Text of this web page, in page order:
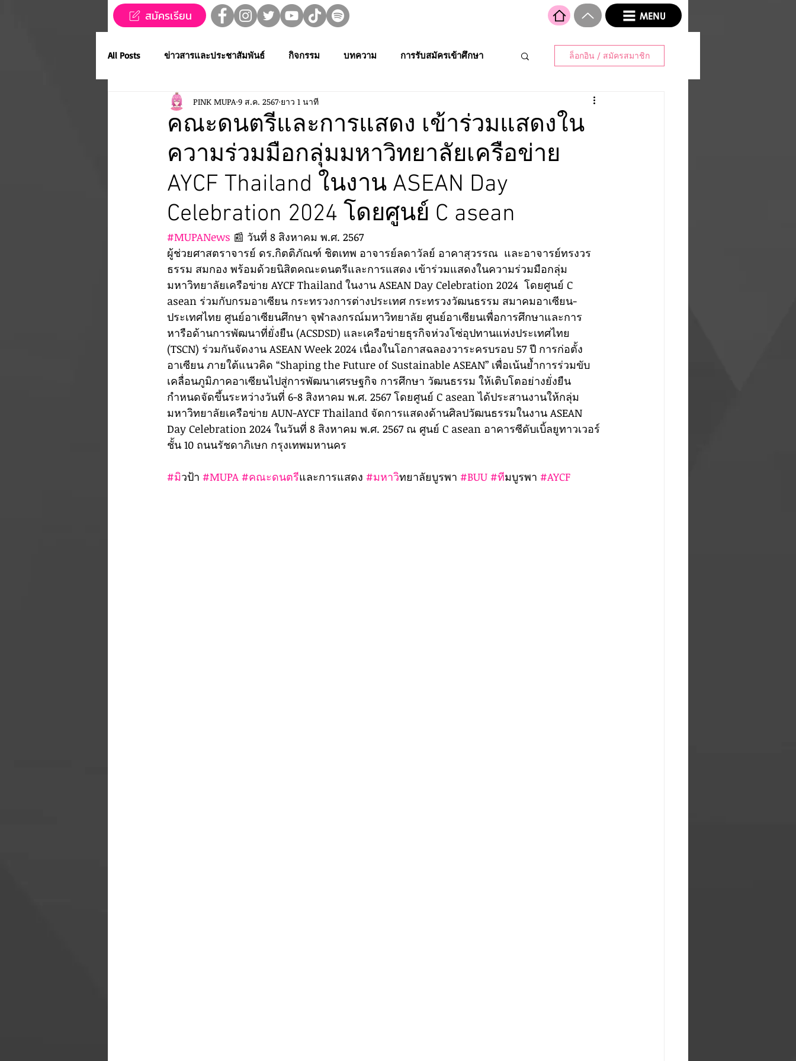
สมัครเรียน MENU
All Posts ข่าวสารและประชาสัมพันธ์ กิจกรรม บทความ การรับสมัครเข้าศึกษา
ข่าวทุนการศึกษา MUPA ชวนชม👀🍿 MUPA On Stage 🌟
Western Music Applied Performing Art Creative Thai Music and Dance Media Cult.
การประกวดดนตรีไทยระดับนักเรียนภาคตะ
MUPA ACADEMY MUPAC การประชุมวิชาการและงานสร้างสรรค์
ล็อกอิน / สมัครสมาชิก
คณะดนตรีและการแสดง เข้าร่วมแสดงใน
ความร่วมมือกลุ่มมหาวิทยาลัยเครือข่าย
AYCF Thailand ในงาน ASEAN Day
Celebration 2024 โดยศูนย์ C asean
PINK MUPA 9 ส.ค. 2567 ยาว 1 นาที
#MUPANews 📰 วันที่ 8 สิงหาคม พ.ศ. 2567
ผู้ช่วยศาสตราจารย์ ดร.กิตติภัณฑ์ ชิตเทพ อาจารย์ลดาวัลย์ อาคาสุวรรณ  และอาจารย์ทรงวร
ธรรม สมกอง พร้อมด้วยนิสิตคณะดนตรีและการแสดง เข้าร่วมแสดงในความร่วมมือกลุ่ม
มหาวิทยาลัยเครือข่าย AYCF Thailand ในงาน ASEAN Day Celebration 2024  โดยศูนย์ C
asean ร่วมกับกรมอาเซียน กระทรวงการต่างประเทศ กระทรวงวัฒนธรรม สมาคมอาเซียน-
ประเทศไทย ศูนย์อาเซียนศึกษา จุฬาลงกรณ์มหาวิทยาลัย ศูนย์อาเซียนเพื่อการศึกษาและการ
หารือด้านการพัฒนาที่ยั่งยืน (ACSDSD) และเครือข่ายธุรกิจห่วงโซ่อุปทานแห่งประเทศไทย
(TSCN) ร่วมกันจัดงาน ASEAN Week 2024 เนื่องในโอกาสฉลองวาระครบรอบ 57 ปี การก่อตั้ง
อาเซียน ภายใต้แนวคิด “Shaping the Future of Sustainable ASEAN” เพื่อเน้นย้ำการร่วมขับ
เคลื่อนภูมิภาคอาเซียนไปสู่การพัฒนาเศรษฐกิจ การศึกษา วัฒนธรรม ให้เติบโตอย่างยั่งยืน
กำหนดจัดขึ้นระหว่างวันที่ 6-8 สิงหาคม พ.ศ. 2567 โดยศูนย์ C asean ได้ประสานงานให้กลุ่ม
มหาวิทยาลัยเครือข่าย AUN-AYCF Thailand จัดการแสดงด้านศิลปวัฒนธรรมในงาน ASEAN
Day Celebration 2024 ในวันที่ 8 สิงหาคม พ.ศ. 2567 ณ ศูนย์ C asean อาคารซีดับเบิ้ลยูทาวเวอร์
ชั้น 10 ถนนรัชดาภิเษก กรุงเทพมหานคร
#มิวป้า #MUPA #คณะดนตรีและการแสดง #มหาวิทยาลัยบูรพา #BUU #ทีมบูรพา #AYCF